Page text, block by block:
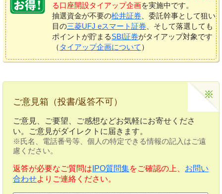
る口座開設タイアップ企画を実施中です。
抽選資金が不要の松井証券 、委託幹事として狙い
目の三菱UFJ eスマート証券 、そして落選しても
ポイントが貯まるSBI証券がタイアップ対象です
（ タイアップ企画について ）
ご意見箱（投書/返答不可）
ご意見、ご要望、ご感想などお気軽にお寄せくださ
い。ご意見がダイレクトに届きます。
※氏名、電話番号等、個人の特定できる情報の記入はご遠
慮ください。
返答が必要なご質問は IPO質問集をご確認の上、 お問い
合わせよりご連絡ください。